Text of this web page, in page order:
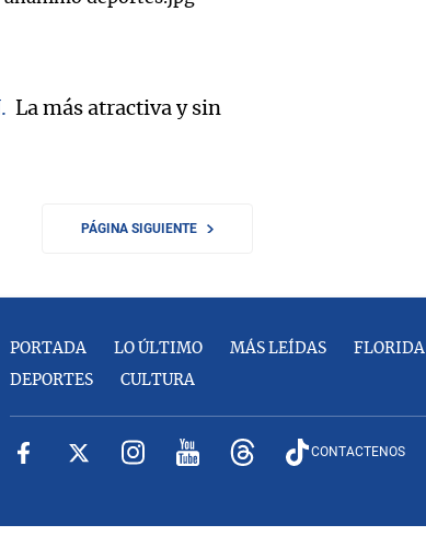
La más atractiva y sin
PÁGINA SIGUIENTE
PORTADA LO ÚLTIMO MÁS LEÍDAS FLORIDA
DEPORTES CULTURA
CONTACTENOS